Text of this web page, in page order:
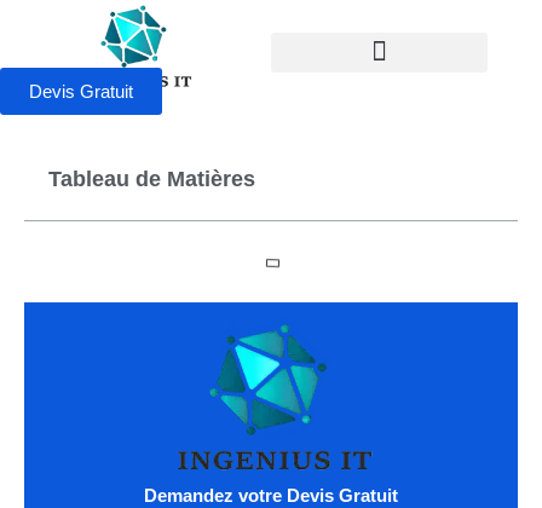
Devis Gratuit
Tableau de Matières
Demandez votre Devis Gratuit